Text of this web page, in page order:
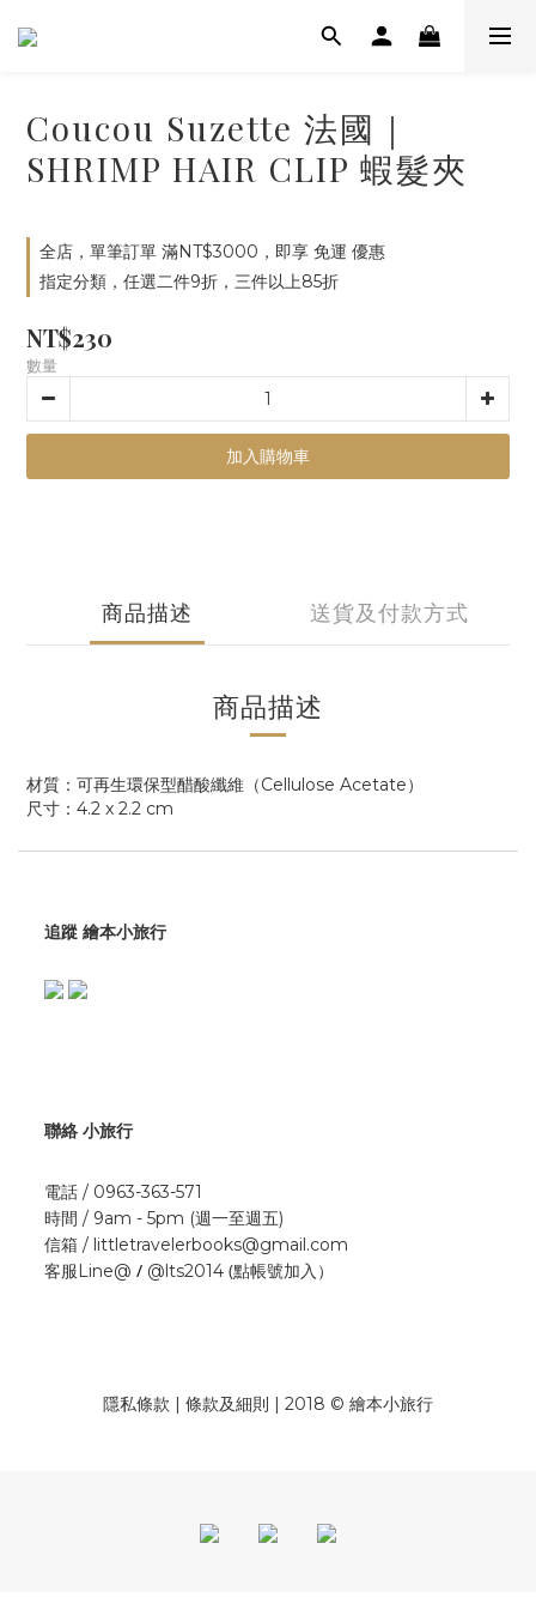
Coucou Suzette 法國｜
SHRIMP HAIR CLIP 蝦髮夾
全店，單筆訂單 滿NT$3000，即享 免運 優惠
指定分類，任選二件9折，三件以上85折
NT$230
數量
加入購物車
商品描述 送貨及付款方式
商品描述
材質：可再生環保型醋酸纖維（Cellulose Acetate）
尺寸：4.2 x 2.2 cm
追蹤 繪本小旅行
聯絡 小旅行
電話 / 0963-363-571
時間 / 9am - 5pm (週一至週五)
信箱 / littletravelerbooks@gmail.com
客服Line@ / @lts2014 (點帳號加入）
隱私條款 | 條款及細則 | 2018 © 繪本小旅行